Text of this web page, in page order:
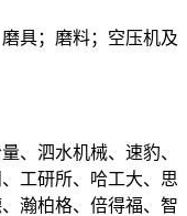
具；磨料；空压机及
、泗水机械、速豹、
工研所、哈工大、思
瀚柏格、倍得福、智